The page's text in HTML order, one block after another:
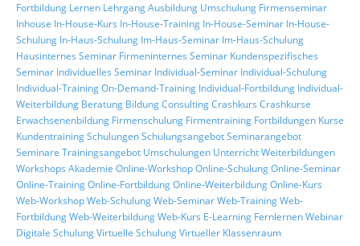
Fortbildung Lernen LehrgangAusbildung Umschulung Firmenseminar
Inhouse In-House-Kurs In-House-Training In-House-Seminar In-House-
Schulung In-Haus-Schulung Im-Haus-Seminar Im-Haus-Schulung
Hausinternes Seminar Firmeninternes Seminar Kundenspezifisches
Seminar Individuelles Seminar Individual-Seminar Individual-Schulung
Individual-TrainingOn-Demand-Training Individual-Fortbildung Individual-
Weiterbildung Beratung BildungConsultingCrashkurs Crashkurse
Erwachsenenbildung Firmenschulung Firmentraining Fortbildungen Kurse
KundentrainingSchulungenSchulungsangebotSeminarangebot
Seminare Trainingsangebot Umschulungen UnterrichtWeiterbildungen
Workshops Akademie Online-WorkshopOnline-SchulungOnline-Seminar
Online-TrainingOnline-FortbildungOnline-WeiterbildungOnline-Kurs
Web-WorkshopWeb-SchulungWeb-SeminarWeb-TrainingWeb-
FortbildungWeb-WeiterbildungWeb-Kurs E-Learning FernlernenWebinar
Digitale SchulungVirtuelle SchulungVirtueller Klassenraum